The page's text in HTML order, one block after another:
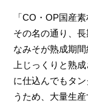
「CO・OP国産
その名の通り、
なみそが熟成期
上じっくりと熟
に仕込んでもタ
うため、大量生